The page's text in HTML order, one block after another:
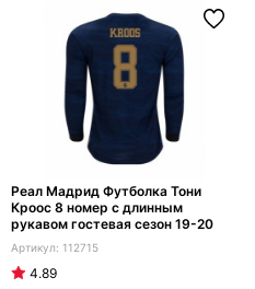
Реал Мадрид Футболка Тони
Кроос 8 номер с длинным
рукавом гостевая сезон 19-20
112715
4.89